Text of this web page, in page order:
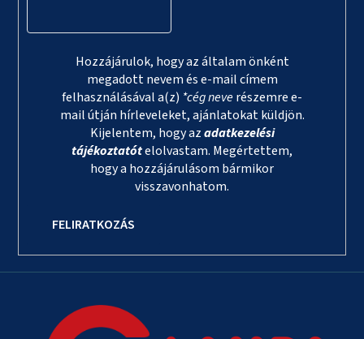
Hozzájárulok, hogy az általam önként
megadott nevem és e-mail címem
felhasználásával a(z) *cég neverészemre e-
mail útján hírleveleket, ajánlatokat küldjön.
Kijelentem, hogy azadatkezelési
tájékoztatótelolvastam. Megértettem,
hogy a hozzájárulásom bármikor
visszavonhatom.
FELIRATKOZÁS